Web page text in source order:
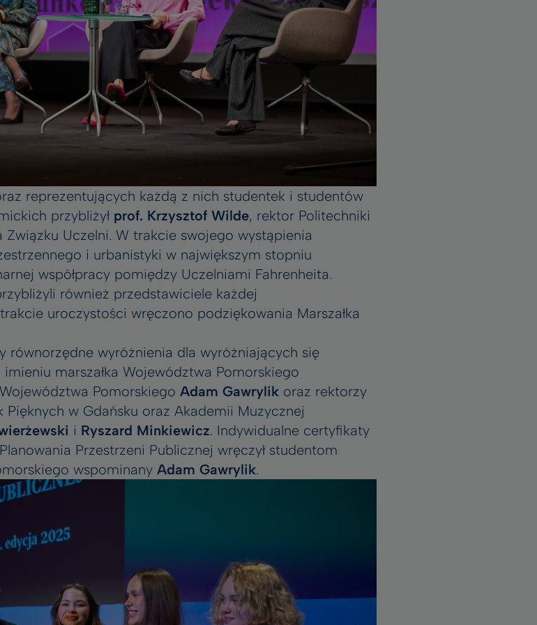
reprezentujących każdą z nich studentek i studentów
przybliżył prof. Krzysztof Wilde, rektor Politechniki
Związku Uczelni. W trakcie swojego wystąpienia
i urbanistyki w największym stopniu
współpracy pomiędzy Uczelniami Fahrenheita.
również przedstawiciele każdej
uroczystości wręczono podziękowania Marszałka
równorzędne wyróżnienia dla wyróżniających się
marszałka Województwa Pomorskiego
Pomorskiego Adam Gawrylik oraz rektorzy
w Gdańsku oraz Akademii Muzycznej
i Ryszard Minkiewicz. Indywidualne certyfikaty
Przestrzeni Publicznej wręczył studentom
wspominany Adam Gawrylik.